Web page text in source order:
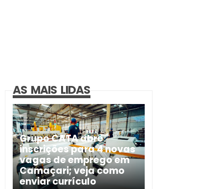
AS MAIS LIDAS
Grupo CATA abre
inscrições para 4 novas
vagas de emprego em
Camaçari; veja como
enviar currículo